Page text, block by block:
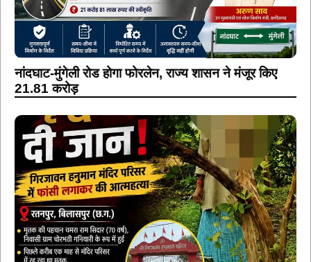
नांदघाट-मुंगेली रोड होगा फोरलेन, राज्य शासन ने मंजूर किए
21.81 करोड़